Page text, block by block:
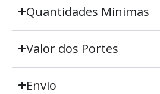
Quantidades Minimas
Valor dos Portes
Envio